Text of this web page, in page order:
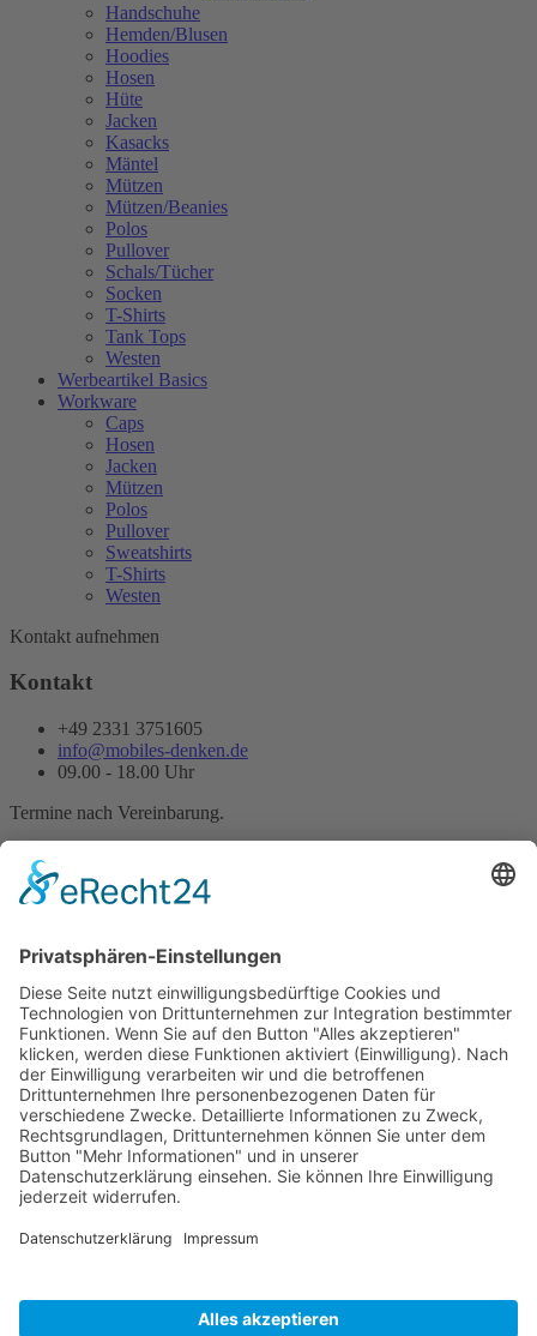
Handschuhe
Hemden/Blusen
Hoodies
Hosen
Hüte
Jacken
Kasacks
Mäntel
Mützen
Mützen/Beanies
Polos
Pullover
Schals/Tücher
Socken
T-Shirts
Tank Tops
Westen
Werbeartikel Basics
Workware
Caps
Hosen
Jacken
Mützen
Polos
Pullover
Sweatshirts
T-Shirts
Westen
Kontakt aufnehmen
Kontakt
+49 2331 3751605
info@mobiles-denken.de
09.00 - 18.00 Uhr
Termine nach Vereinbarung.
Folgen Sie uns
Facebook Pinterest Instagram
© Copyright 2025. All Rights Reserved.
Mobiles Denken
Kontakt
Datenschutzerklärung
Impressum
AGB
has been added to your cart.
Warenkorb anzeigen Kasse
Webdesign